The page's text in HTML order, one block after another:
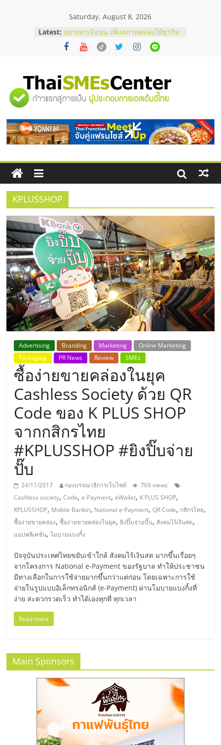
Saturday, August 8, 2026
Latest: อยากหาเงินทุน เพิ่มสภาพคล่องให้ธุรกิจ
เริ่มยังไงให้ผ่านฉลุย
สัมมนาออนไลน์ โอกาสบริหารสถานี
ThaiFranchise Meet Up จับคู่แฟรน
ไชส์ ครั้งที่ 8
ร้านเครื่องเสียงคุณภาพสูง พร้อม
บริษัท Cybersecurity ในไทยที่ไหนดี?
วิธีเลือกผู้ให้บริการให้คุ้มค่าและตอบ
โจทย์ธุรกิจ
"ศูนย์
รวม
ข้อมูล
ธุรกิจ
SME
แห่ง
ประเทศไทย,
ThaiSMEsCenter,
รวม
ธุรกิจ
เอ
ส
เอ็
มอี
ไทย,
SMEs,
แฟ
รน
ไชส์,
ที่
แฟ
ไชส์,
KPLUSSHOP
Advertising Branding Marketing
Online Marketing
Packaging
PR News Review SMEs
ซื้อง่ายขายคล่องในยุค
Cashless Society ด้วย QR
Code ของ K PLUS SHOP
จากกสิกรไทย
#KPLUSSHOP #ยิงปิ๊บจ่าย
ปั๊บ
24/11/2017 กองบรรณาธิการเว็บไซต์
769 views
Cashless society,Code,e-Payment,eWallet, K PLUS SHOP,
KPLUSSHOP, Mobile Bankin, National e-Payment,QR Code, กสิกรไทย,
ซื้อง่ายขายคล่อง,ซื้อง่ายขายคล่องในยุค,ยิงปิ๊บจ่ายปั๊บ, สังคมไร้เงินสด,
แอปพลิเคชั่น,โมบายแบงกิ้ง
ปัจจุบันประเทศไทยขยับเข้าใกล้ สังคมไร้เงินสด มากขึ้นเรื่อยๆ
จากโครงการ National e-Payment ของรัฐบาล ทำให้ประชาชน
มีทางเลือกในการใช้จ่ายมากขึ้นกว่าแต่ก่อน โดยเฉพาะการใช้
จ่ายในรูปแบบอิเล็กทรอนิกส์ (e-Payment) ผ่านโมบายแบงกิ้งที่
ง่าย สะดวกรวดเร็ว ทำได้เองทุกที่ ทุกเวลา
Read more
Main Sponsors